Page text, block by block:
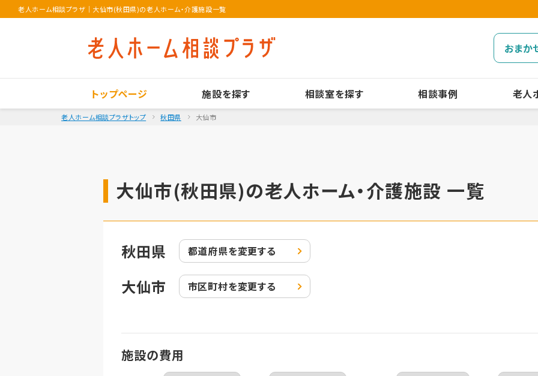
老人ホーム相談プラザ ｜ 大仙市(秋田県)の老人ホーム・介護施設一覧
おまか
トップページ 施設を探す 相談室を探す 相談事例 老人
老人ホーム相談プラザトップ 秋田県 大仙市
大仙市(秋田県)の老人ホーム・介護施設 一覧
秋田県 都道府県を変更する
大仙市 市区町村を変更する
施設の費用